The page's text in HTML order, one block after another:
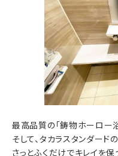
最高品質の「鋳物ホーロー浴
そして、タカラスタンダード
さっとふくだけでキレイを保